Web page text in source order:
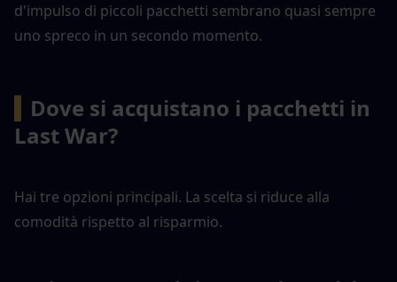
d'impulso di piccoli pacchetti sembrano quasi sempre
uno spreco in un secondo momento.
Dove si acquistano i pacchetti in
Last War?
Hai tre opzioni principali. La scelta si riduce alla
comodità rispetto al risparmio.